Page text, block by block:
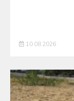
10.08.2026